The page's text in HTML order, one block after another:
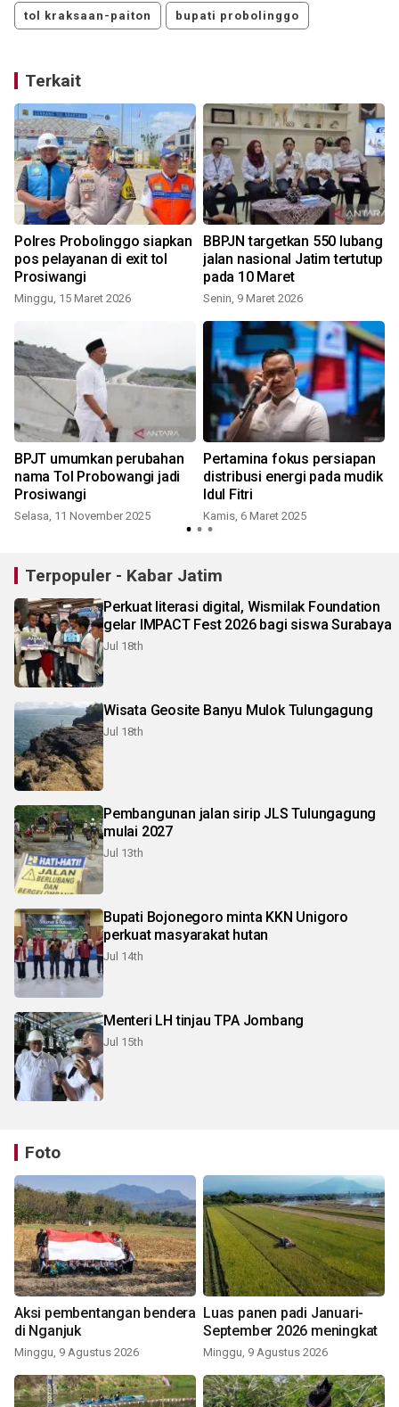
tol kraksaan-paiton bupati probolinggo
Terkait
Polres Probolinggo siapkan
pos pelayanan di exit tol
Prosiwangi
Minggu, 15 Maret 2026
BBPJN targetkan 550 lubang
jalan nasional Jatim tertutup
pada 10 Maret
Senin, 9 Maret 2026
BPJT umumkan perubahan
nama Tol Probowangi jadi
Prosiwangi
Selasa, 11 November 2025
Pertamina fokus persiapan
distribusi energi pada mudik
Idul Fitri
Kamis, 6 Maret 2025
Terpopuler - Kabar Jatim
Perkuat literasi digital, Wismilak Foundation
gelar IMPACT Fest 2026 bagi siswa Surabaya
Jul 18th
Wisata Geosite Banyu Mulok Tulungagung
Jul 18th
Pembangunan jalan sirip JLS Tulungagung
mulai 2027
Jul 13th
Bupati Bojonegoro minta KKN Unigoro
perkuat masyarakat hutan
Jul 14th
Menteri LH tinjau TPA Jombang
Jul 15th
Foto
Aksi pembentangan bendera
di Nganjuk
Minggu, 9 Agustus 2026
Luas panen padi Januari-
September 2026 meningkat
Minggu, 9 Agustus 2026